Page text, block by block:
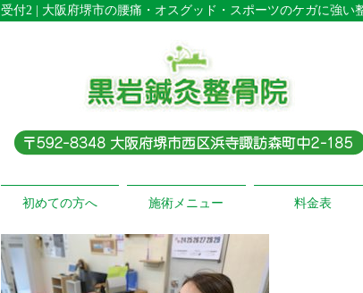
受付2 | 大阪府堺市の腰痛・オスグッド・スポーツのケガに強い
初めての方へ 施術メニュー 料金表